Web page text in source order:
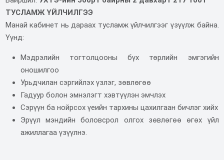
ТУСЛАМЖ ҮЙЛЧИЛГЭЭ
Манай кабинет нь дараах тусламж үйлчилгээг үзүүлж байна.
Үүнд:
Мэдрэлийн тогтолцооны бүх төрлийн эмгэгийн
оношилгоо
Урьдчилан сэргийлэх үзлэг, зөвлөгөө
Гадуур болон эмнэлэгт хэвтүүлэн эмчлэх
Сэрүүн ба нойрсох үеийн тархины цахилгаан бичлэг хийх
Эрүүл мэндийн боловсрол олгох зөвлөгөө өгөх үйл
ажиллагаа үзүүлнэ.